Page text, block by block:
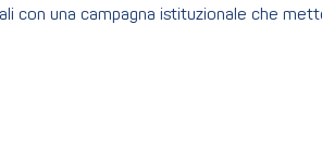
con una campagna istituzionale che